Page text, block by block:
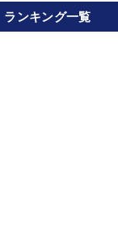
ランキング一覧